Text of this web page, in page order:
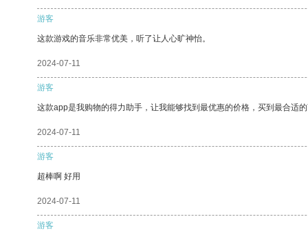
游客
这款游戏的音乐非常优美，听了让人心旷神怡。
2024-07-11
游客
这款app是我购物的得力助手，让我能够找到最优惠的价格，买到最合适
2024-07-11
游客
超棒啊 好用
2024-07-11
游客